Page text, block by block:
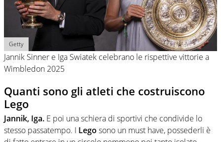
Getty
Jannik Sinner e Iga Swiatek celebrano le rispettive vittorie a
Wimbledon 2025
Quanti sono gli atleti che costruiscono
Lego
Jannik, Iga. E poi una schiera di sportivi che condivide lo
stesso passatempo. I Lego sono un must have, possederli è